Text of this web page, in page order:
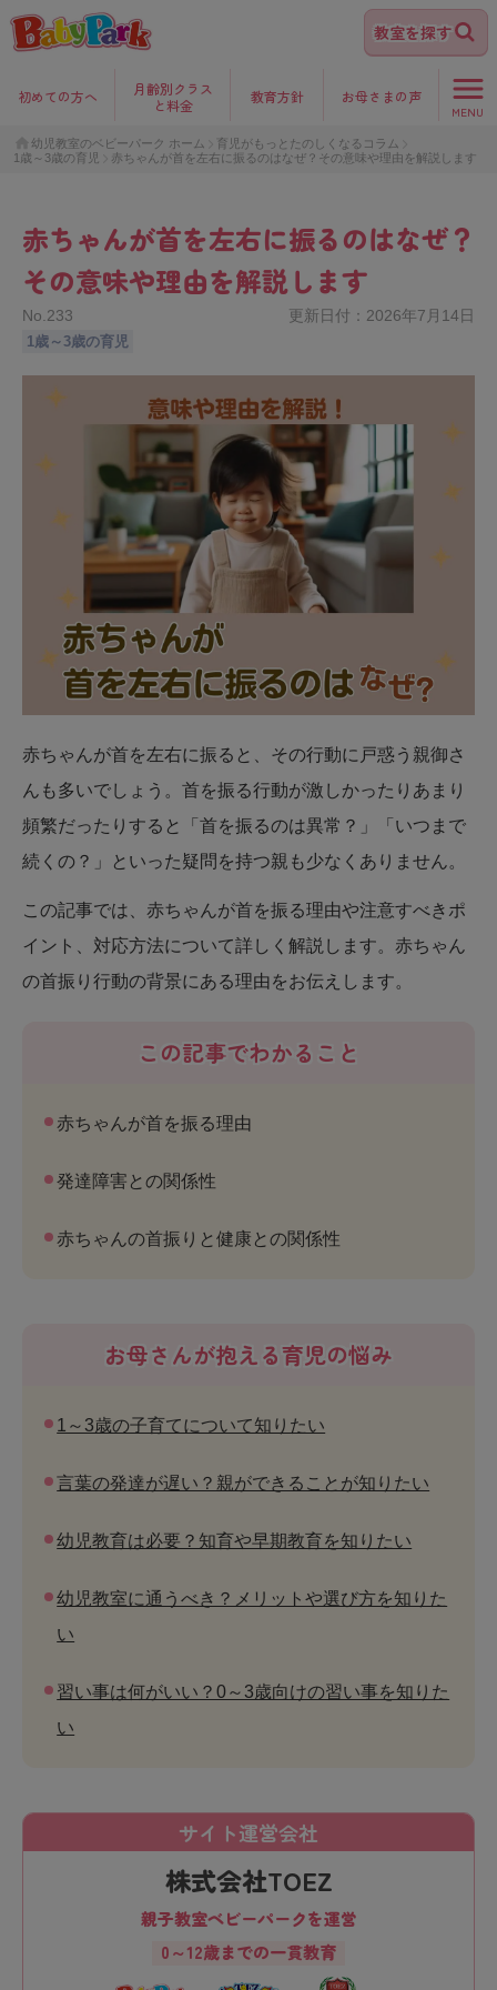
教室を探す
初めての方へ
月齢別クラス
と料金
教育方針 お母さまの声
MENU
幼児教室のベビーパーク ホーム
育児がもっとたのしくなるコラム
1歳～3歳の育児
赤ちゃんが首を左右に振るのはなぜ？その意味や理由を解説します
赤ちゃんが首を左右に振るのはなぜ？
その意味や理由を解説します
No. 233 更新日付： 2026年7月14日
1歳～3歳の育児
赤ちゃんが首を左右に振ると、その行動に戸惑う親御さ
んも多いでしょう。首を振る行動が激しかったりあまり
頻繁だったりすると「首を振るのは異常？」「いつまで
続くの？」といった疑問を持つ親も少なくありません。
この記事では、赤ちゃんが首を振る理由や注意すべきポ
イント、対応方法について詳しく解説します。赤ちゃん
の首振り行動の背景にある理由をお伝えします。
この記事でわかること
赤ちゃんが首を振る理由
発達障害との関係性
赤ちゃんの首振りと健康との関係性
お母さんが抱える育児の悩み
1～3歳の子育てについて知りたい
言葉の発達が遅い？親ができることが知りたい
幼児教育は必要？知育や早期教育を知りたい
幼児教室に通うべき？メリットや選び方を知りた
い
習い事は何がいい？0～3歳向けの習い事を知りた
い
サイト運営会社
株式会社TOEZ
親子教室ベビーパークを運営
0～12歳までの一貫教育